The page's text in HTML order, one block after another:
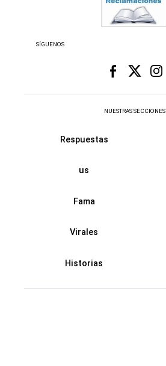
SÍGUENOS
NUESTRAS SECCIONES
Respuestas
us
Fama
Virales
Historias